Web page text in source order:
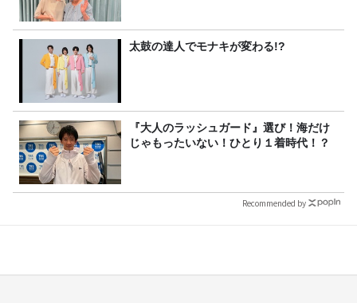
太鼓の達人でモナキが変わる!?
『大人のラッシュガード』選び！海だけ
じゃもったいない！ひとり１着時代！？
Recommended by